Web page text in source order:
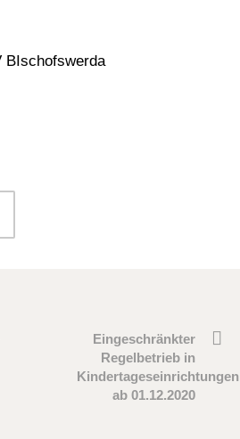
BIschofswerda
Eingeschränkter
Regelbetrieb in
Kindertageseinrichtungen
ab 01.12.2020